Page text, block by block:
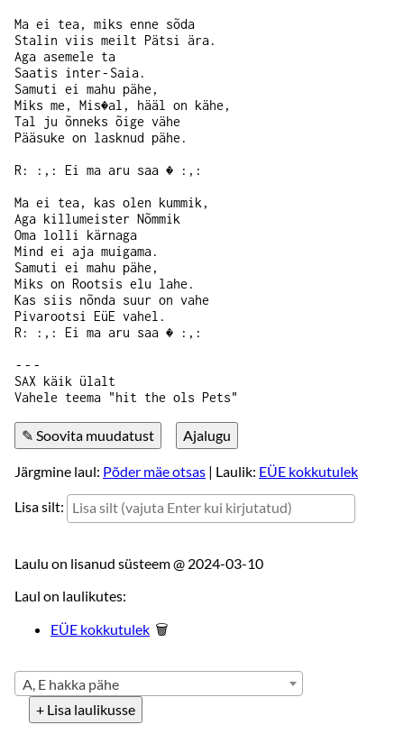
Ma ei tea, miks enne sõda
Stalin viis meilt Pätsi ära.
Aga asemele ta
Saatis inter‑Saia.
Samuti ei mahu pähe,
Miks me, Mis�al, hääl on kähe,
Tal ju õnneks õige vähe
Pääsuke on lasknud pähe.
R: :,: Ei ma aru saa � :,:
Ma ei tea, kas olen kummik,
Aga killumeister Nõmmik
Oma lolli kärnaga
Mind ei aja muigama.
Samuti ei mahu pähe,
Miks on Rootsis elu lahe.
Kas siis nõnda suur on vahe
Pivarootsi EüE vahel.
R: :,: Ei ma aru saa � :,:
‑‑‑
SAX käik ülalt
Vahele teema "hit the ols Pets"
Järgmine laul: Põder mäe otsas | Laulik: EÜE kokkutulek
Lisa silt:
Laulu on lisanud süsteem @ 2024-03-10
Laul on laulikutes:
EÜE kokkutulek 🗑
A, E hakka pähe